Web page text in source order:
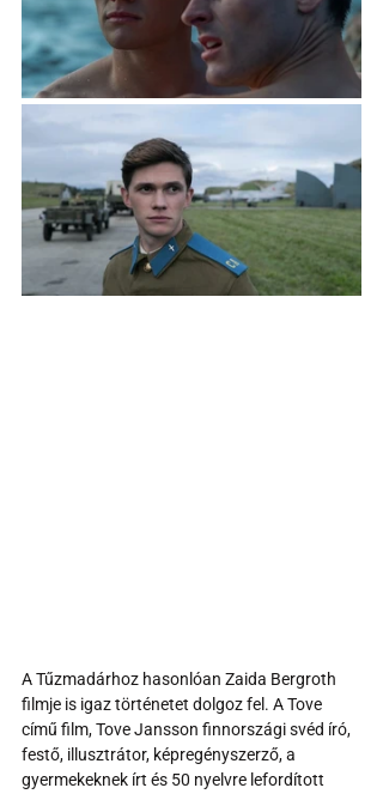
A Tűzmadárhoz hasonlóan Zaida Bergroth
filmje is igaz történetet dolgoz fel. A Tove
című film, Tove Jansson finnországi svéd író,
festő, illusztrátor, képregényszerző, a
gyermekeknek írt és 50 nyelvre lefordított